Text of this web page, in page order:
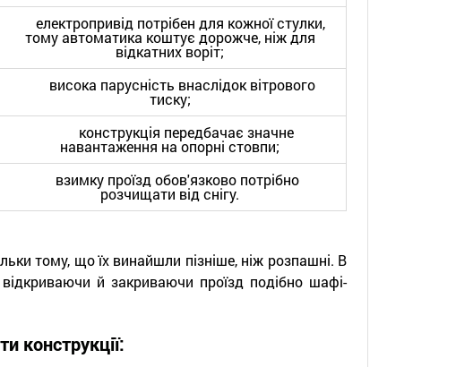
електропривід потрібен для кожної стулки,
тому автоматика коштує дорожче, ніж для
відкатних воріт;
висока парусність внаслідок вітрового
тиску;
конструкція передбачає значне
навантаження на опорні стовпи;
взимку проїзд обов'язково потрібно
розчищати від снігу.
тому, що їх винайшли пізніше, ніж розпашні. В
й закриваючи проїзд подібно шафі-
конструкції: